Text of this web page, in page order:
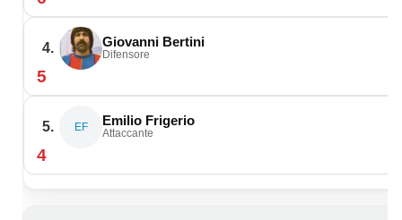
4. Giovanni Bertini
Difensore
5
5. EF Emilio Frigerio
Attaccante
4